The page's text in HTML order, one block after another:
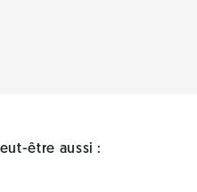
être aussi :